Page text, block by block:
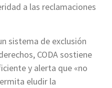
a las reclamaciones
sistema de exclusión
CODA sostiene
y alerta que «no
eludir la